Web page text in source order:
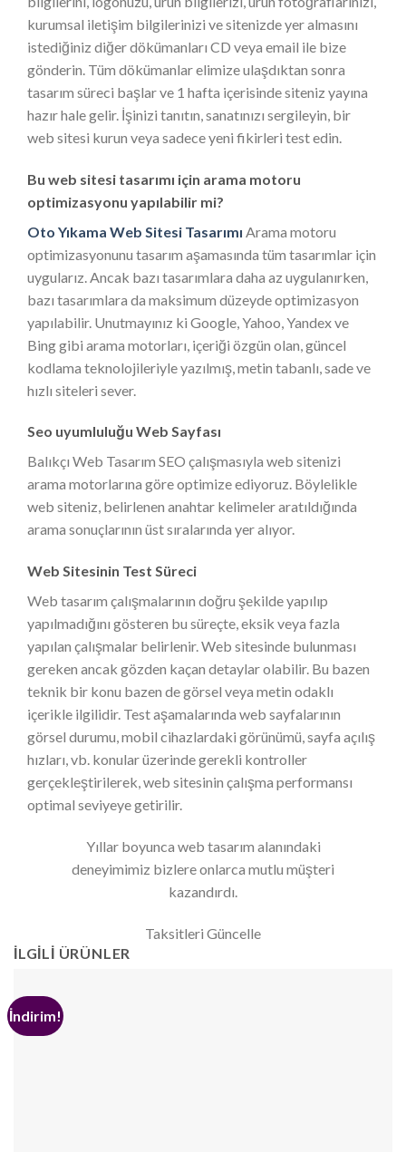
kurumsal iletişim bilgilerinizi ve sitenizde yer almasını
istediğiniz diğer dökümanları CD veya email ile bize
gönderin. Tüm dökümanlar elimize ulaşdıktan sonra
tasarım süreci başlar ve 1 hafta içerisinde siteniz yayına
hazır hale gelir. İşinizi tanıtın, sanatınızı sergileyin, bir
web sitesi kurun veya sadece yeni fikirleri test edin.
Bu web sitesi tasarımı için arama motoru
optimizasyonu yapılabilir mi?
Oto Yıkama Web Sitesi Tasarımı Arama motoru
optimizasyonunu tasarım aşamasında tüm tasarımlar için
uygularız. Ancak bazı tasarımlara daha az uygulanırken,
bazı tasarımlara da maksimum düzeyde optimizasyon
yapılabilir. Unutmayınız ki Google, Yahoo, Yandex ve
Bing gibi arama motorları, içeriği özgün olan, güncel
kodlama teknolojileriyle yazılmış, metin tabanlı, sade ve
hızlı siteleri sever.
Seo uyumluluğu Web Sayfası
Balıkçı Web Tasarım SEO çalışmasıyla web sitenizi
arama motorlarına göre optimize ediyoruz. Böylelikle
web siteniz, belirlenen anahtar kelimeler aratıldığında
arama sonuçlarının üst sıralarında yer alıyor.
Web Sitesinin Test Süreci
Web tasarım çalışmalarının doğru şekilde yapılıp
yapılmadığını gösteren bu süreçte, eksik veya fazla
yapılan çalışmalar belirlenir. Web sitesinde bulunması
gereken ancak gözden kaçan detaylar olabilir. Bu bazen
teknik bir konu bazen de görsel veya metin odaklı
içerikle ilgilidir. Test aşamalarında web sayfalarının
görsel durumu, mobil cihazlardaki görünümü, sayfa açılış
hızları, vb. konular üzerinde gerekli kontroller
gerçekleştirilerek, web sitesinin çalışma performansı
optimal seviyeye getirilir.
Yıllar boyunca web tasarım alanındaki
deneyimimiz bizlere onlarca mutlu müşteri
kazandırdı.
Taksitleri Güncelle
İLGILI ÜRÜNLER
İndirim!